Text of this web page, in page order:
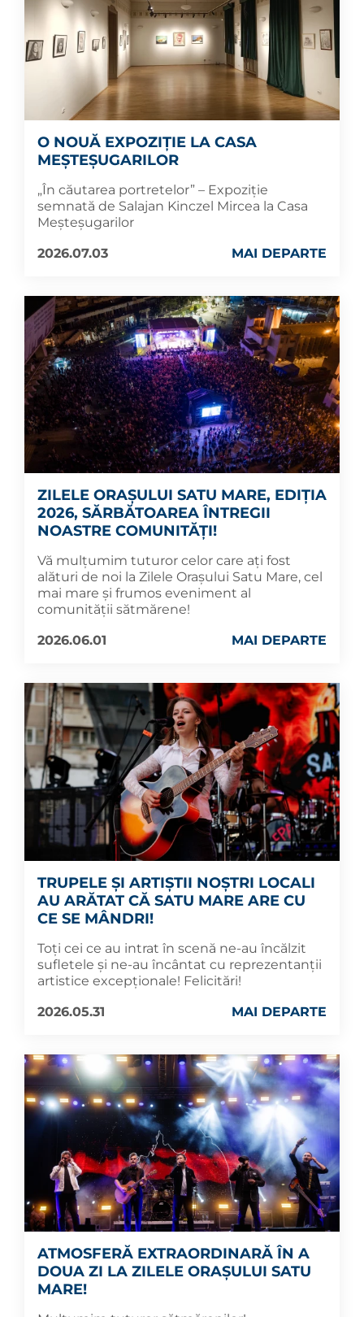
O NOUĂ EXPOZIȚIE LA CASA
MEȘTEȘUGARILOR
„În căutarea portretelor” – Expoziție
semnată de Salajan Kinczel Mircea la Casa
Meșteșugarilor
2026.07.03
MAI DEPARTE
ZILELE ORAȘULUI SATU MARE, EDIȚIA
2026, SĂRBĂTOAREA ÎNTREGII
NOASTRE COMUNITĂȚI!
Vă mulțumim tuturor celor care ați fost
alături de noi la Zilele Orașului Satu Mare, cel
mai mare și frumos eveniment al
comunității sătmărene!
2026.06.01
MAI DEPARTE
TRUPELE ȘI ARTIȘTII NOȘTRI LOCALI
AU ARĂTAT CĂ SATU MARE ARE CU
CE SE MÂNDRI!
Toți cei ce au intrat în scenă ne-au încălzit
sufletele și ne-au încântat cu reprezentanții
artistice excepționale! Felicitări!
2026.05.31
MAI DEPARTE
ATMOSFERĂ EXTRAORDINARĂ ÎN A
DOUA ZI LA ZILELE ORAȘULUI SATU
MARE!